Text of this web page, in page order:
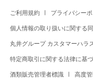
ご利用規約 プライバシー
個人情報の取り扱いに関する
丸井グループ カスタマーハラ
特定商取引に関する法律に基
酒類販売管理者標識 高度